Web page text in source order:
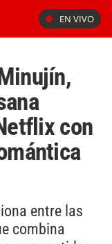
EN VIVO
con
entre las
combina